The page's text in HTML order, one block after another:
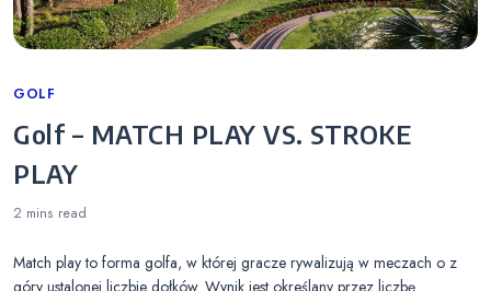
Categories
GOLF
Golf – MATCH PLAY VS. STROKE
PLAY
2 mins read
Match play to forma golfa, w której gracze rywalizują w meczach o z
góry ustalonej liczbie dołków. Wynik jest określany przez liczbę